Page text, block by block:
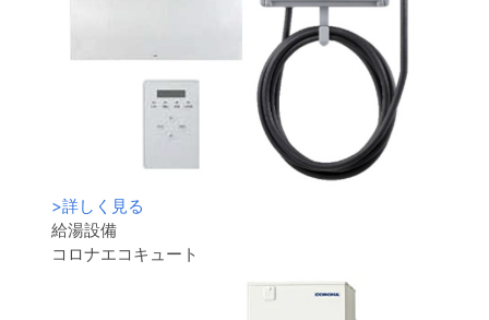
>詳しく見る
給湯設備
コロナエコキュート